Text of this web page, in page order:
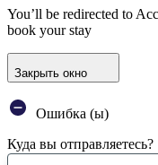
You’ll be redirected to
book your stay
Закрыть окно
Ошибка (ы)
Куда вы отправляетесь?